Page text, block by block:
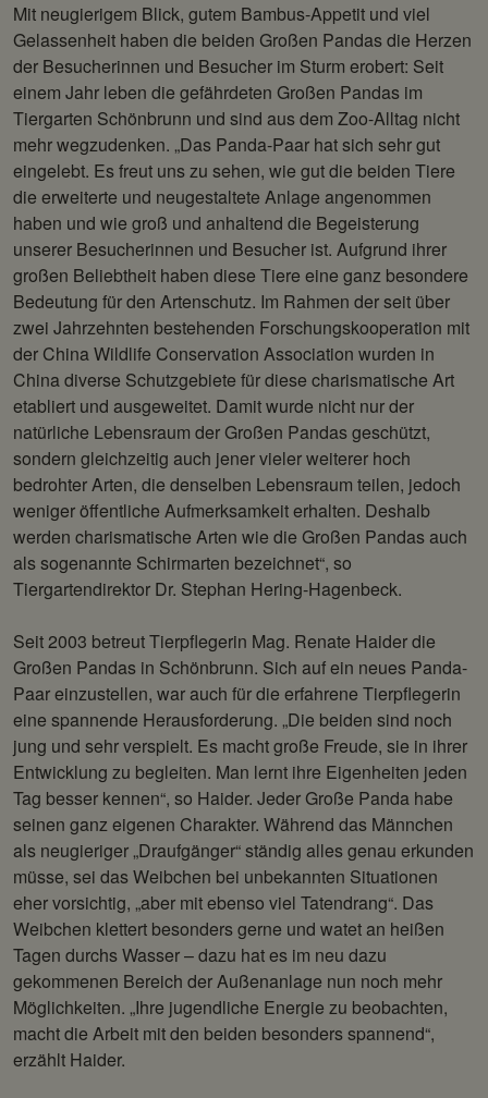
Mit neugierigem Blick, gutem Bambus-Appetit und viel
Gelassenheit haben die beiden Großen Pandas die Herzen
der Besucherinnen und Besucher im Sturm erobert: Seit
einem Jahr leben die gefährdeten Großen Pandas im
Tiergarten Schönbrunn und sind aus dem Zoo-Alltag nicht
mehr wegzudenken. „Das Panda-Paar hat sich sehr gut
eingelebt. Es freut uns zu sehen, wie gut die beiden Tiere
die erweiterte und neugestaltete Anlage angenommen
haben und wie groß und anhaltend die Begeisterung
unserer Besucherinnen und Besucher ist. Aufgrund ihrer
großen Beliebtheit haben diese Tiere eine ganz besondere
Bedeutung für den Artenschutz. Im Rahmen der seit über
zwei Jahrzehnten bestehenden Forschungskooperation mit
der China Wildlife Conservation Association wurden in
China diverse Schutzgebiete für diese charismatische Art
etabliert und ausgeweitet. Damit wurde nicht nur der
natürliche Lebensraum der Großen Pandas geschützt,
sondern gleichzeitig auch jener vieler weiterer hoch
bedrohter Arten, die denselben Lebensraum teilen, jedoch
weniger öffentliche Aufmerksamkeit erhalten. Deshalb
werden charismatische Arten wie die Großen Pandas auch
als sogenannte Schirmarten bezeichnet“, so
Tiergartendirektor Dr. Stephan Hering-Hagenbeck.
Seit 2003 betreut Tierpflegerin Mag. Renate Haider die
Großen Pandas in Schönbrunn. Sich auf ein neues Panda-
Paar einzustellen, war auch für die erfahrene Tierpflegerin
eine spannende Herausforderung. „Die beiden sind noch
jung und sehr verspielt. Es macht große Freude, sie in ihrer
Entwicklung zu begleiten. Man lernt ihre Eigenheiten jeden
Tag besser kennen“, so Haider. Jeder Große Panda habe
seinen ganz eigenen Charakter. Während das Männchen
als neugieriger „Draufgänger“ ständig alles genau erkunden
müsse, sei das Weibchen bei unbekannten Situationen
eher vorsichtig, „aber mit ebenso viel Tatendrang“. Das
Weibchen klettert besonders gerne und watet an heißen
Tagen durchs Wasser – dazu hat es im neu dazu
gekommenen Bereich der Außenanlage nun noch mehr
Möglichkeiten. „Ihre jugendliche Energie zu beobachten,
macht die Arbeit mit den beiden besonders spannend“,
erzählt Haider.